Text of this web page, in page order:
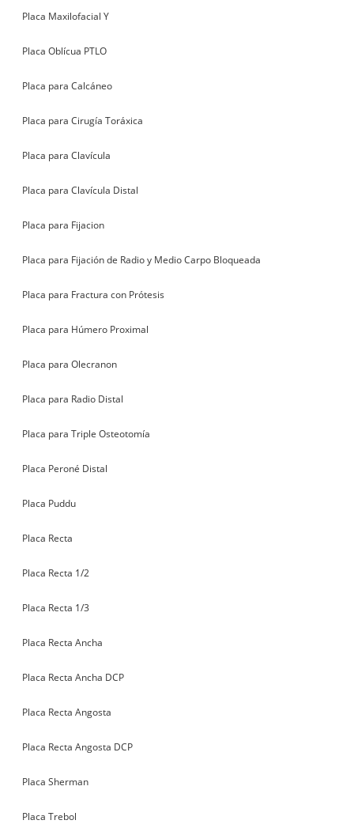
Placa Maxilofacial Y
Placa Oblícua PTLO
Placa para Calcáneo
Placa para Cirugía Toráxica
Placa para Clavícula
Placa para Clavícula Distal
Placa para Fijacion
Placa para Fijación de Radio y Medio Carpo Bloqueada
Placa para Fractura con Prótesis
Placa para Húmero Proximal
Placa para Olecranon
Placa para Radio Distal
Placa para Triple Osteotomía
Placa Peroné Distal
Placa Puddu
Placa Recta
Placa Recta 1/2
Placa Recta 1/3
Placa Recta Ancha
Placa Recta Ancha DCP
Placa Recta Angosta
Placa Recta Angosta DCP
Placa Sherman
Placa Trebol